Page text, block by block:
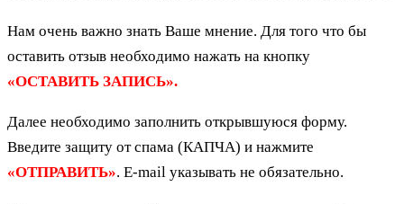
Нам очень важно знать Ваше мнение. Для того что бы
оставить отзыв необходимо нажать на кнопку
«ОСТАВИТЬ ЗАПИСЬ».
Далее необходимо заполнить открывшуюся форму.
Введите защиту от спама (КАПЧА) и нажмите
«ОТПРАВИТЬ». E-mail указывать не обязательно.